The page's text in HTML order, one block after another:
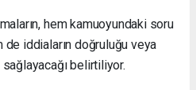
hem kamuoyundaki soru
iddiaların doğruluğu veya
sağlayacağı belirtiliyor.